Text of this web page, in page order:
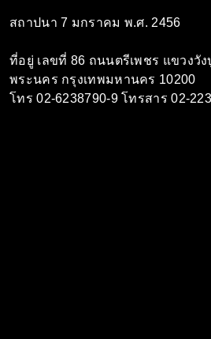
สถาปนา 7 มกราคม พ.ศ. 2456
ที่อยู่ เลขที่ 86 ถนนตรีเพชร แขวงวั
พระนคร กรุงเทพมหานคร 10200
โทร 02-6238790-9 โทรสาร 02-